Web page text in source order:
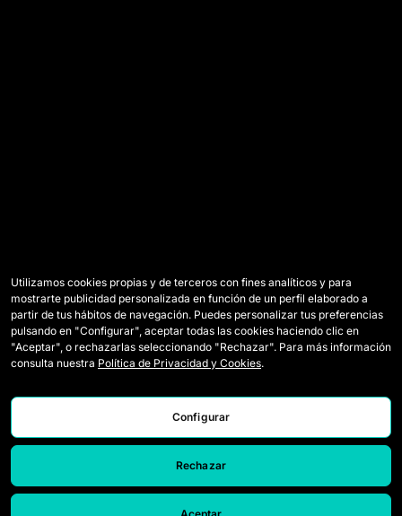
Utilizamos cookies propias y de terceros con fines analíticos y para
mostrarte publicidad personalizada en función de un perfil elaborado a
partir de tus hábitos de navegación. Puedes personalizar tus preferencias
pulsando en "Configurar", aceptar todas las cookies haciendo clic en
"Aceptar", o rechazarlas seleccionando "Rechazar". Para más información
consulta nuestra Política de Privacidad y Cookies.
Configurar
Rechazar